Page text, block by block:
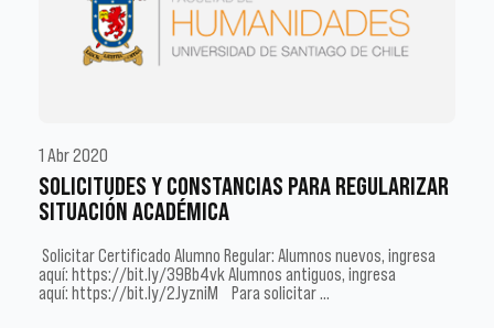
1 Abr 2020
SOLICITUDES Y CONSTANCIAS PARA REGULARIZAR
SITUACIÓN ACADÉMICA
Solicitar Certificado Alumno Regular: Alumnos nuevos, ingresa
aquí: https://bit.ly/39Bb4vk Alumnos antiguos, ingresa
aquí: https://bit.ly/2JyzniM Para solicitar …